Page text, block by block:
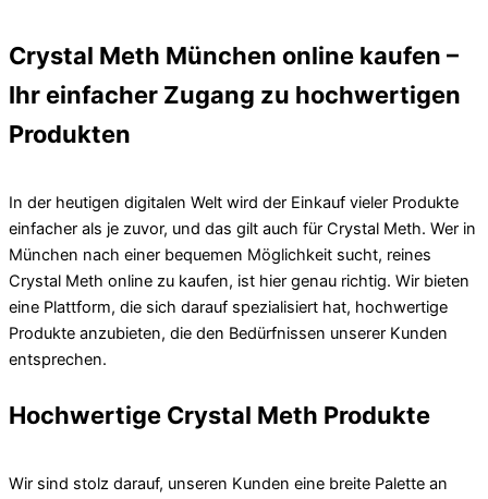
Crystal Meth München online kaufen –
Ihr einfacher Zugang zu hochwertigen
Produkten
In der heutigen digitalen Welt wird der Einkauf vieler Produkte
einfacher als je zuvor, und das gilt auch für Crystal Meth. Wer in
München nach einer bequemen Möglichkeit sucht, reines
Crystal Meth online zu kaufen, ist hier genau richtig. Wir bieten
eine Plattform, die sich darauf spezialisiert hat, hochwertige
Produkte anzubieten, die den Bedürfnissen unserer Kunden
entsprechen.
Hochwertige Crystal Meth Produkte
Wir sind stolz darauf, unseren Kunden eine breite Palette an